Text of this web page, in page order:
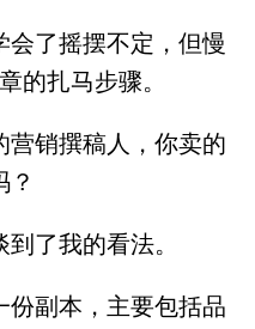
会了摇摆不定，但慢
的扎马步骤。
营销撰稿人，你卖的
？
了我的看法。
份副本，主要包括品